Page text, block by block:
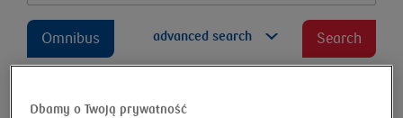
Omnibus advanced search Search
Dbamy o Twoją prywatność